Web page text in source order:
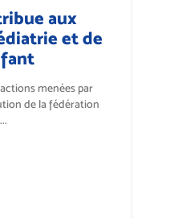
aux
et de
menées par
de la fédération